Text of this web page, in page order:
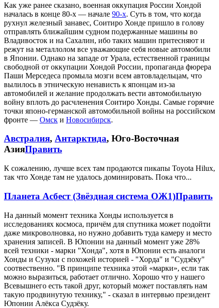
Как уже ранее сказано, военная оккупация России Хондой
началась в конце 80-х — начале 90-х. Суть в том, что когда
рухнул железный занавес, Соитиро Хонде пришло в голову
отправлять ближайшим судном подержанные машины во
Владивосток и на Сахалин, ибо таких машин притесняют и
режут на металлолом все уважающие себя новые автомобили
в Японии. Однако на западе от Урала, естественной границы
свободной от оккупации Хондой России, пропаганда фюрера
Паши Мерседеса промыла мозги всем автовладельцам, что
вылилось в этническую ненависть к японцам из-за
автомобилей и желание продолжать вести автомобильную
войну вплоть до расчленения Соитиро Хонды. Самые горячие
точки японо-германской автомобильной войны на российском
фронте — Омск и Новосибирск.
Австралия, Антарктида, Юго-Восточная
АзияПравить
К сожалению, лучше всех там продаются пикапы Toyota Hilux,
так что Хонде там не удалось доминировать. Пока что...
Планета Асбест (Звёздная система ОЖ1)Править
На данный момент техника Хонды используется в
исследованиях космоса, причём для спутника может подойти
даже микроволновка, но нужно добавить туда камеру и место
хранения записей. В Юпонии на данный момент уже 28%
всей техники - марки "Хонда", хотя в Юпонии есть аналоги
Хонды и Сузуки с похожей историей - "Хорда" и "Судзёку"
соотвественно. "В принципе техника этой «марки», если так
можно выразиться, работает отлично. Хорошо что у нашего
Всевышнего есть такой друг, который может поставлять нам
такую продвинутую технику," - сказал в интервью президент
Юпонии Алёкса Судзёку.